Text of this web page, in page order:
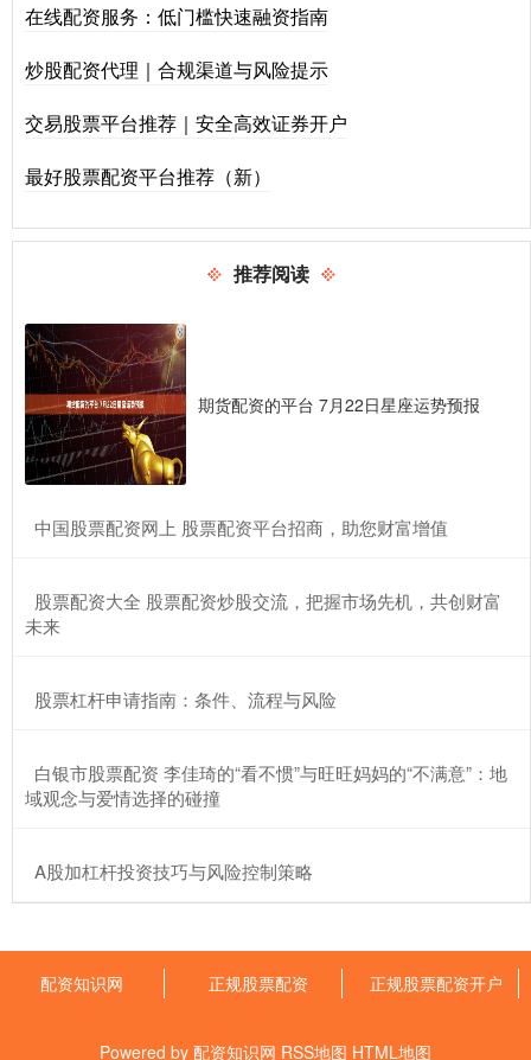
在线配资服务：低门槛快速融资指南
炒股配资代理｜合规渠道与风险提示
交易股票平台推荐｜安全高效证券开户
最好股票配资平台推荐（新）
推荐阅读
期货配资的平台 7月22日星座运势预报
​中国股票配资网上 股票配资平台招商，助您财富增值
​股票配资大全 股票配资炒股交流，把握市场先机，共创财富
未来
​股票杠杆申请指南：条件、流程与风险
​白银市股票配资 李佳琦的“看不惯”与旺旺妈妈的“不满意”：地
域观念与爱情选择的碰撞
​A股加杠杆投资技巧与风险控制策略
配资知识网 正规股票配资 正规股票配资开户
Powered by 配资知识网 RSS地图 HTML地图